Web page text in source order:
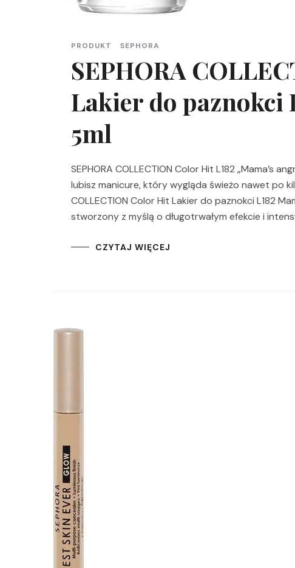
PRODUKT SEPHORA
SEPHORA
Lakier do paznokci
5ml
SEPHORA COLLECTION Color Hit L182 „Mama’s
lubisz manicure, który wygląda świeżo nawet po
COLLECTION Color Hit Lakier do paznokci L182
stworzony z myślą o długotrwałym efekcie i
CZYTAJ WIĘCEJ